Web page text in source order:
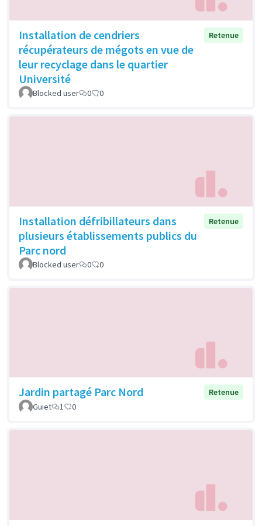
Installation de cendriers
récupérateurs de mégots en vue de
leur recyclage dans le quartier
Université
Retenue
Blocked user 0 0
Installation défribillateurs dans
plusieurs établissements publics du
Parc nord
Retenue
Blocked user 0 0
Jardin partagé Parc Nord
Retenue
Guiet
1 0